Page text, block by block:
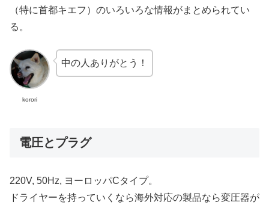
（特に首都キエフ）のいろいろな情報がまとめられてい
る。
korori
中の人ありがとう！
電圧とプラグ
220V, 50Hz, ヨーロッパCタイプ。
ドライヤーを持っていくなら海外対応の製品なら変圧器が